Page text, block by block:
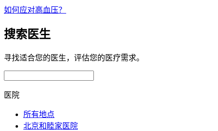
如何应对高血压？
搜索医生
寻找适合您的医生，评估您的医疗需求。
医院
所有地点
北京和睦家医院